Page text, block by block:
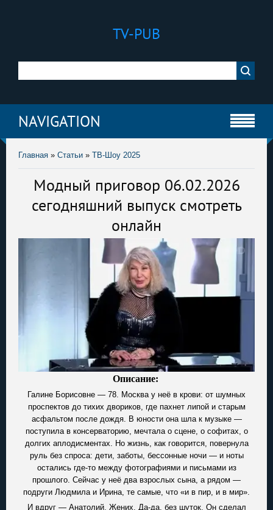
TV-PUB
NAVIGATION
Главная » Статьи » ТВ-Шоу 2025
Модный приговор 06.02.2026
сегодняшний выпуск смотреть
онлайн
Описание:
Галине Борисовне — 78. Москва у неё в крови: от шумных
проспектов до тихих двориков, где пахнет липой и старым
асфальтом после дождя. В юности она шла к музыке —
поступила в консерваторию, мечтала о сцене, о софитах, о
долгих аплодисментах. Но жизнь, как говорится, повернула
руль без спроса: дети, заботы, бессонные ночи — и ноты
остались где-то между фотографиями и письмами из
прошлого. Сейчас у неё два взрослых сына, а рядом —
подруги Людмила и Ирина, те самые, что «и в пир, и в мир».
И вдруг — Анатолий. Жених. Да-да, без шуток. Он сделал